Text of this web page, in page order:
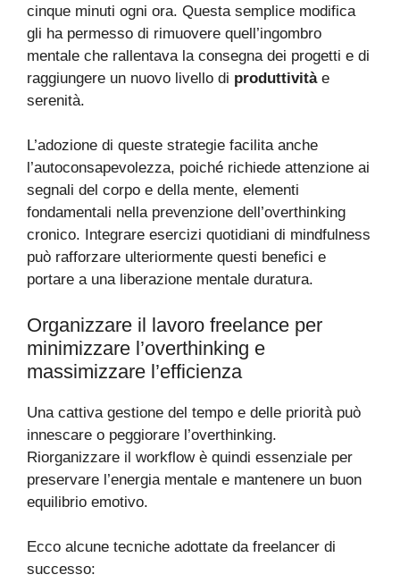
cinque minuti ogni ora. Questa semplice modifica
gli ha permesso di rimuovere quell’ingombro
mentale che rallentava la consegna dei progetti e di
raggiungere un nuovo livello di produttivitàe
serenità.
L’adozione di queste strategie facilita anche
l’autoconsapevolezza, poiché richiede attenzione ai
segnali del corpo e della mente, elementi
fondamentali nella prevenzione dell’overthinking
cronico. Integrare esercizi quotidiani di mindfulness
può rafforzare ulteriormente questi benefici e
portare a una liberazione mentale duratura.
Organizzare il lavoro freelance per
minimizzare l’overthinking e
massimizzare l’efficienza
Una cattiva gestione del tempo e delle priorità può
innescare o peggiorare l’overthinking.
Riorganizzare il workflow è quindi essenziale per
preservare l’energia mentale e mantenere un buon
equilibrio emotivo.
Ecco alcune tecniche adottate da freelancer di
successo: